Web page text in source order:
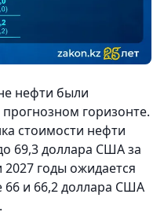
нефти были
горизонте.
стоимости нефти
69,3 доллара США за
годы ожидается
66 и 66,2 доллара США